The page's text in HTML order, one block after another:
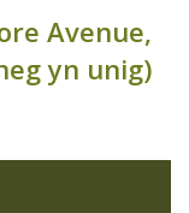
Avenue,
yn unig)